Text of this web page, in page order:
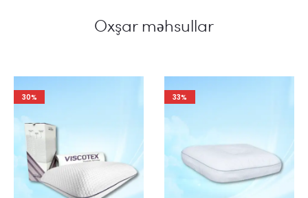
Oxşar məhsullar
30% 33%